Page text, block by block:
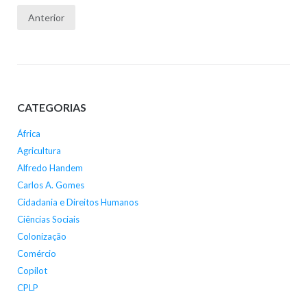
Paginação
Anterior
CATEGORIAS
África
Agricultura
Alfredo Handem
Carlos A. Gomes
Cidadania e Direitos Humanos
Ciências Sociais
Colonização
Comércio
Copilot
CPLP